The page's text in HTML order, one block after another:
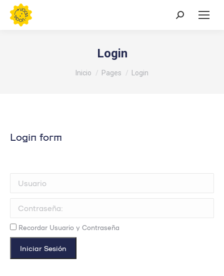
Buscar:
Login
Estás aquí:
Inicio Pages Login
Login form
Usuario
Contraseña:
Recordar Usuario y Contraseña